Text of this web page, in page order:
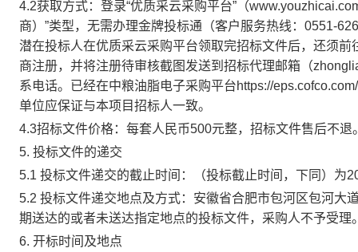
4.2获取方式：登录“优质采云采购平台”（
商）”类型，无需办理金牌投标通（客户服务热线： 0551-
潜在投标人在优质采云采购平台领取完招标文件后，还须前
商注册，并将注册待审核截图发送到招标代理邮箱（
系电话。已经在中粮油脂电子采购平台https://
单位应保证与本项目招标人一致。
4.3招标文件价格：每套人民币500元整，招标文件售后不退
5. 投标文件的递交
5.1 投标文件递交的截止时间：（投标截止时间，下同）为
5.2 投标文件递交地点及方式： 安徽省合肥市包河区包河大
期送达的或者未送达指定地点的投标文件，采购人不予受理
6. 开标时间及地点